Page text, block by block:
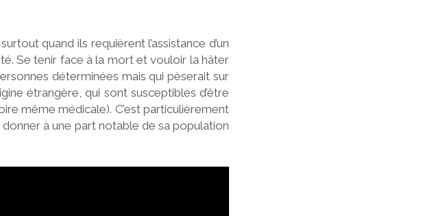
, surtout quand ils requièrent l’assistance d’un
Se tenir face à la mort et vouloir la hâter
déterminées mais qui pèserait sur
étrangère, qui sont susceptibles d’être
même médicale). C’est particulièrement
à une part notable de sa population